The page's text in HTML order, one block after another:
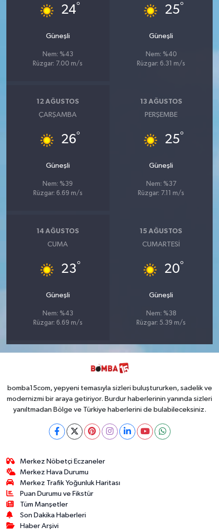
24°
Güneşli
Nem: %43
Rüzgar: 7.00 m/s
25°
Güneşli
Nem: %40
Rüzgar: 6.31 m/s
12 AĞUSTOS
ÇARŞAMBA
26°
Güneşli
Nem: %39
Rüzgar: 6.69 m/s
13 AĞUSTOS
PERŞEMBE
25°
Güneşli
Nem: %37
Rüzgar: 7.11 m/s
14 AĞUSTOS
CUMA
23°
Güneşli
Nem: %43
Rüzgar: 6.69 m/s
15 AĞUSTOS
CUMARTESI
20°
Güneşli
Nem: %38
Rüzgar: 5.39 m/s
bomba15com, yepyeni temasıyla sizleri buluştururken, sadelik ve
modernizmi bir araya getiriyor. Burdur haberlerinin yanında sizleri
yanıltmadan Bölge ve Türkiye haberlerini de bulabileceksiniz.
Merkez Nöbetçi Eczaneler
Merkez Hava Durumu
Merkez Trafik Yoğunluk Haritası
Puan Durumu ve Fikstür
Tüm Manşetler
Son Dakika Haberleri
Haber Arşivi